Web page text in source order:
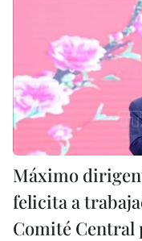
Máximo
felicita a
Comité Central